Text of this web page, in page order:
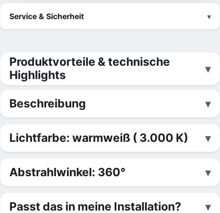
Service & Sicherheit
Produktvorteile & technische
Highlights
Beschreibung
Lichtfarbe: warmweiß ( 3.000 K)
Abstrahlwinkel: 360°
Passt das in meine Installation?